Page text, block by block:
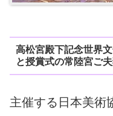
高松宮殿下記念世界
と授賞式の常陸宮ご
主催する日本美術